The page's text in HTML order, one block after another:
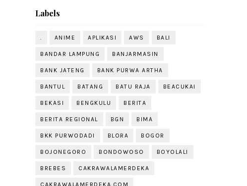
Labels
. ANIME APLIKASI AWS BALI
BANDAR LAMPUNG BANJARMASIN
BANK JATENG BANK PURWA ARTHA
BANTUL BATANG BATU RAJA BEACUKAI
BEKASI BENGKULU BERITA
BERITA REGIONAL BGN BIMA
BKK PURWODADI BLORA BOGOR
BOJONEGORO BONDOWOSO BOYOLALI
BREBES CAKRAWALAMERDEKA